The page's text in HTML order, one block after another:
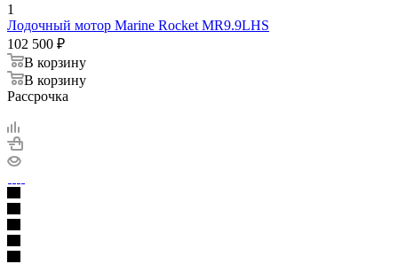
1
Лодочный мотор Marine Rocket MR9.9LHS
102 500 ₽
В корзину
В корзину
Рассрочка